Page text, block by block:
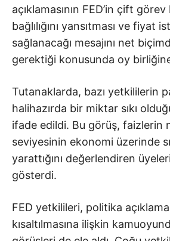
açıklamasının FED’in çift
bağlılığını yansıtması ve fiyat
sağlanacağı mesajını net
gerektiği konusunda oy
Tutanaklarda, bazı yetkililerin
halihazırda bir miktar sıkı
ifade edildi. Bu görüş, faizlerin
seviyesinin ekonomi üzerinde
yarattığını değerlendiren
gösterdi.
FED yetkilileri, politika
kısaltılmasına ilişkin